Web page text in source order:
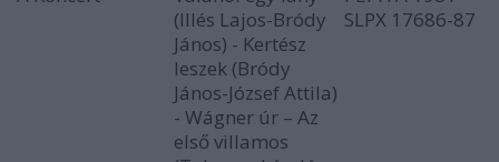
(Illés Lajos-Bródy
János) - Kertész
leszek (Bródy
János-József Attila)
- Wágner úr – Az
első villamos
SLPX 17686-87